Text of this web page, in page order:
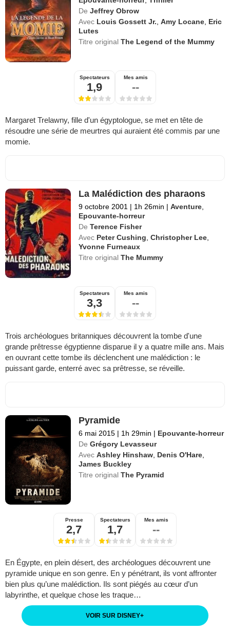
De Jeffrey Obrow
Avec Louis Gossett Jr. ,Amy Locane Eric
Lutes
Titre originalThe Legend of the Mummy
Spectateurs
1,9
Mes amis
--
Margaret Trelawny, fille d'un égyptologue, se met en tête de
résoudre une série de meurtres qui auraient été commis par une
momie.
La Malédiction des pharaons
9 octobre 2001 | 1h 26min | Aventure
Epouvante-horreur
De Terence Fisher
Avec Peter Cushing ,Christopher Lee
Yvonne Furneaux
Titre originalThe Mummy
Spectateurs
3,3
Mes amis
--
Trois archéologues britanniques découvrent la tombe d'une
grande prêtresse égyptienne disparue il y a quatre mille ans. Mais
en ouvrant cette tombe ils déclenchent une malédiction : le
puissant garde, enterré avec sa prêtresse, se réveille.
Pyramide
6 mai 2015 | 1h 29min | Epouvante-horreur
De Grégory Levasseur
Avec Ashley Hinshaw Denis O'Hare
James Buckley
Titre originalThe Pyramid
Presse
2,7
Spectateurs
1,7
Mes amis
--
En Égypte, en plein désert, des archéologues découvrent une
pyramide unique en son genre. En y pénétrant, ils vont affronter
bien plus qu’une malédiction. Ils sont piégés au cœur d’un
labyrinthe, et quelque chose les traque…
VOIR SUR DISNEY+